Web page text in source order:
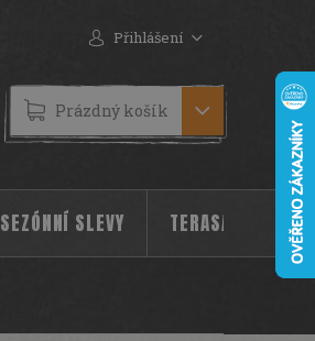
Přihlášení
NÁKUPNÍ
KOŠÍK
Prázdný košík
SEZÓNNÍ SLEVY TERASA